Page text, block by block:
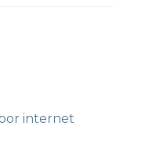
internet